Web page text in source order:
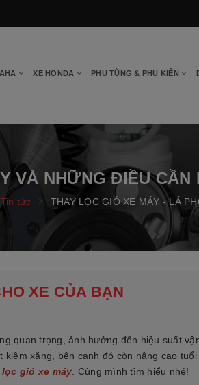
XE HONDA PHỤ TÙNG & PHỤ KIỆN
VÀ NHỮNG ĐIỀU
Tin tức THAY LỌC GIÓ XE MÁY - LÁ
XE CỦA BẠN
quan trọng, ảnh hưởng đến hiệu suất
xăng, bên cạnh đó còn nâng cao
lọc gió xe máy . Cùng mình tìm hiểu nhé!